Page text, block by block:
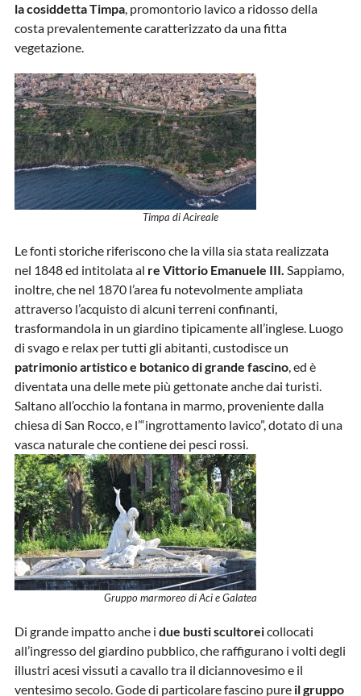
la cosiddetta Timpa, promontorio lavico a ridosso della
costa prevalentemente caratterizzato da una fitta
vegetazione.
Timpa di Acireale
Le fonti storiche riferiscono che la villa sia stata realizzata
nel 1848 ed intitolata al re Vittorio Emanuele III. Sappiamo,
inoltre, che nel 1870 l’area fu notevolmente ampliata
attraverso l’acquisto di alcuni terreni confinanti,
trasformandola in un giardino tipicamente all’inglese. Luogo
di svago e relax per tutti gli abitanti, custodisce un
patrimonio artistico e botanico di grande fascino, ed è
diventata una delle mete più gettonate anche dai turisti.
Saltano all’occhio la fontana in marmo, proveniente dalla
chiesa di San Rocco, e l’“ingrottamento lavico”, dotato di una
vasca naturale che contiene dei pesci rossi.
Gruppo marmoreo di Aci e Galatea
Di grande impatto anche i due busti scultoreicollocati
all’ingresso del giardino pubblico, che raffigurano i volti degli
illustri acesi vissuti a cavallo tra il diciannovesimo e il
ventesimo secolo. Gode di particolare fascino pure il gruppo